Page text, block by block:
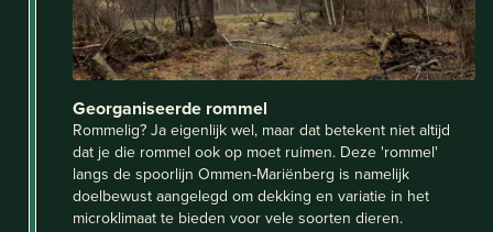
Georganiseerde rommel
Rommelig? Ja eigenlijk wel, maar dat betekent niet altijd
dat je die rommel ook op moet ruimen. Deze 'rommel'
langs de spoorlijn Ommen-Mariënberg is namelijk
doelbewust aangelegd om dekking en variatie in het
microklimaat te bieden voor vele soorten dieren.